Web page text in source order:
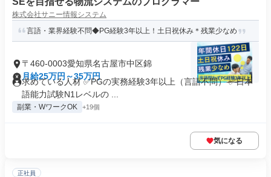
株式会社サニー情報システム
言語・業界経験不問◆PG経験3年以上！土日祝休み＊残業少なめ
〒460-0003愛知県名古屋市中区錦
月給25万円～35万円
求めている人材 ✅PGの実務経験3年以上（言語不問） ✅日本
語能力試験N1レベルの ...
副業・WワークOK +19個
気になる
正社員